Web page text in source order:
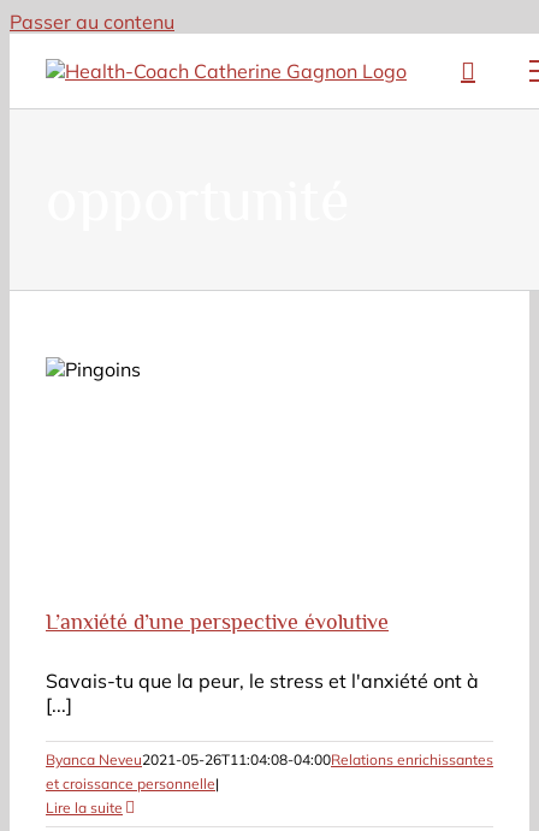
Passer au contenu
L’anxiété d’une perspective évolutive
Savais-tu que la peur, le stress et l'anxiété ont à
[...]
Byanca Neveu2021-05-26T11:04:08-04:00Relations enrichissantes
et croissance personnelle|
Lire la suite